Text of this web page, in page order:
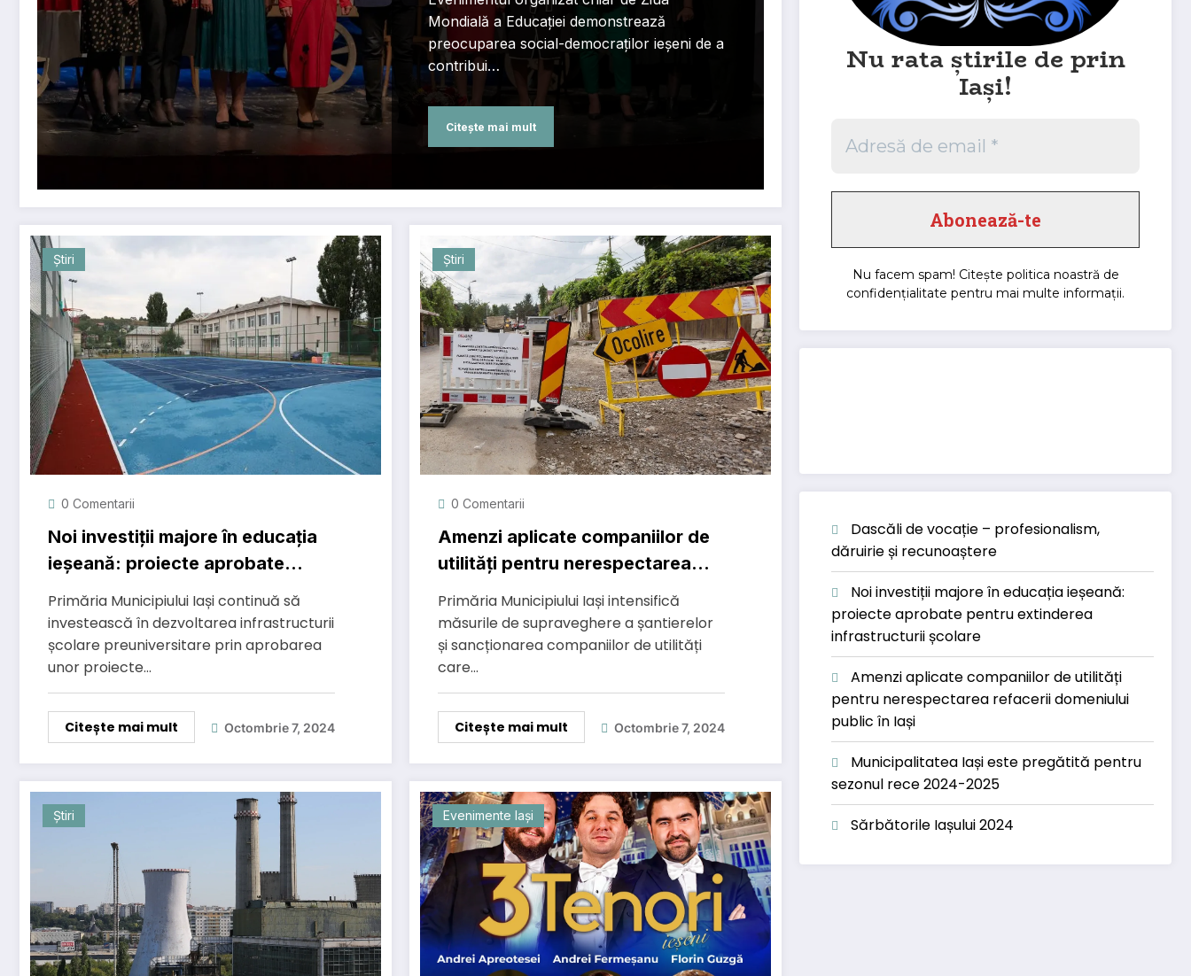
Mondială a Educației demonstrează
preocuparea social-democraților ieșeni de a
contribui…
Citește mai mult
Știri
0 Comentarii
Noi investiții majore în educația
ieșeană: proiecte aprobate
pentru extinderea infrastructurii
școlare
Primăria Municipiului Iași continuă să
investească în dezvoltarea infrastructurii
școlare preuniversitare prin aprobarea
unor proiecte…
Citește mai mult Octombrie 7, 2024
Știri
0 Comentarii
Amenzi aplicate companiilor de
utilități pentru nerespectarea
refacerii domeniului public în Iași
Primăria Municipiului Iași intensifică
măsurile de supraveghere a șantierelor
și sancționarea companiilor de utilități
care…
Citește mai mult Octombrie 7, 2024
Știri Evenimente Iași
Nu rata știrile de prin
Iași!
Nu facem spam! Citește politica noastră de
confidențialitate pentru mai multe informații.
Dascăli de vocație – profesionalism,
dăruirie și recunoaștere
Noi investiții majore în educația ieșeană:
proiecte aprobate pentru extinderea
infrastructurii școlare
Amenzi aplicate companiilor de utilități
pentru nerespectarea refacerii domeniului
public în Iași
Municipalitatea Iași este pregătită pentru
sezonul rece 2024-2025
Sărbătorile Iașului 2024